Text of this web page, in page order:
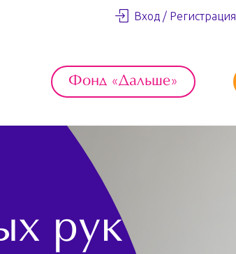
Вход / Регистрация
Фонд «Дальше»
рук